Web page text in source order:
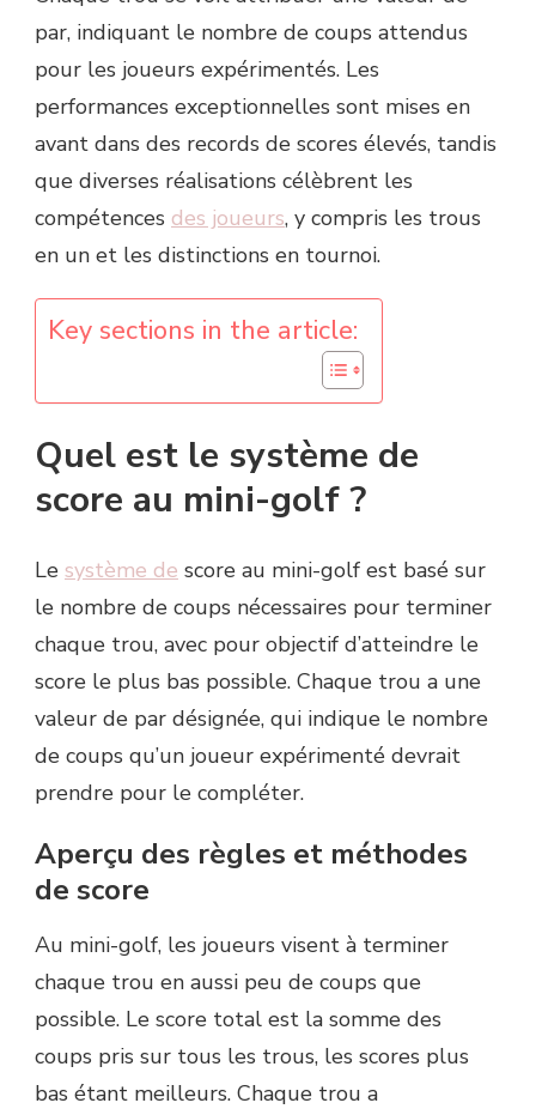
par, indiquant le nombre de coups attendus
pour les joueurs expérimentés. Les
performances exceptionnelles sont mises en
avant dans des records de scores élevés, tandis
que diverses réalisations célèbrent les
compétences des joueurs, y compris les trous
en un et les distinctions en tournoi.
Key sections in the article:
Quel est le système de
score au mini-golf ?
Le système de score au mini-golf est basé sur
le nombre de coups nécessaires pour terminer
chaque trou, avec pour objectif d’atteindre le
score le plus bas possible. Chaque trou a une
valeur de par désignée, qui indique le nombre
de coups qu’un joueur expérimenté devrait
prendre pour le compléter.
Aperçu des règles et méthodes
de score
Au mini-golf, les joueurs visent à terminer
chaque trou en aussi peu de coups que
possible. Le score total est la somme des
coups pris sur tous les trous, les scores plus
bas étant meilleurs. Chaque trou a